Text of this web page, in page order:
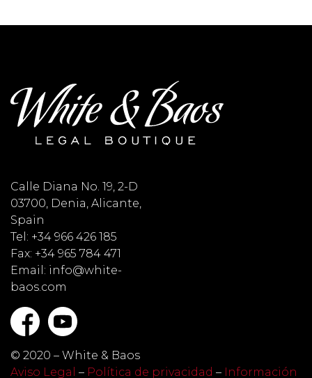
Calle Diana No. 19, 2-D
03700, Denia, Alicante,
Spain
Tel: +34 966 426 185
Fax: +34 965 784 471
Email: info@white-
baos.com
© 2020 – White & Baos
Aviso Legal – Política de privacidad – Información